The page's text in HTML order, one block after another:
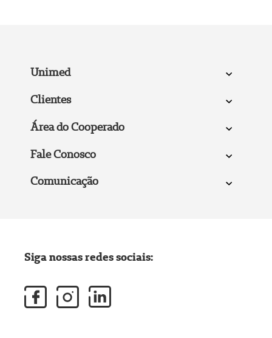
Unimed
Clientes
Área do Cooperado
Fale Conosco
Comunicação
Siga nossas redes sociais: